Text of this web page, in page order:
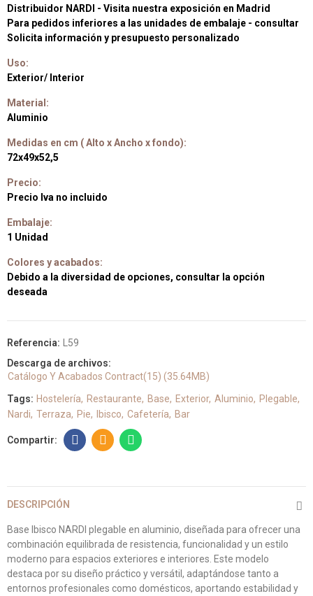
Distribuidor NARDI - Visita nuestra exposición en Madrid
Para pedidos inferiores a las unidades de embalaje - consultar
Solicita información y presupuesto personalizado
Uso:
Exterior/ Interior
Material:
Aluminio
Medidas en cm ( Alto x Ancho x fondo):
72x49x52,5
Precio:
Precio Iva no incluido
Embalaje:
1 Unidad
Colores y acabados:
Debido a la diversidad de opciones, consultar la opción
deseada
Referencia:
L59
Descarga de archivos:
Catálogo Y Acabados Contract(15) (35.64MB)
Tags: Hostelería Restaurante Base Exterior Aluminio
Plegable
Nardi Terraza Pie Ibisco Cafetería Bar
DESCRIPCIÓN
Base Ibisco NARDI plegable en aluminio, diseñada para ofrecer una
combinación equilibrada de resistencia, funcionalidad y un estilo
moderno para espacios exteriores e interiores. Este modelo
destaca por su diseño práctico y versátil, adaptándose tanto a
entornos profesionales como domésticos, aportando estabilidad y